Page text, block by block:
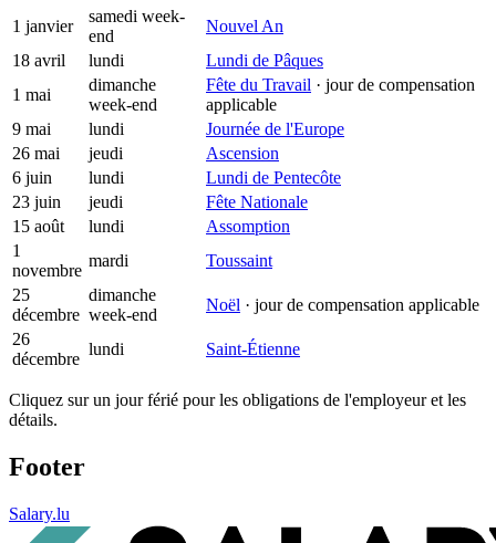
1 janvier
samedi week-
end
Nouvel An
18 avril
lundi
Lundi de Pâques
1 mai
dimanche
week-end
Fête du Travail · jour de compensation
applicable
9 mai
lundi
Journée de l'Europe
26 mai
jeudi
Ascension
6 juin
lundi
Lundi de Pentecôte
23 juin
jeudi
Fête Nationale
15 août
lundi
Assomption
1
novembre
mardi
Toussaint
25
décembre
dimanche
week-end
Noël · jour de compensation applicable
26
décembre
lundi Saint-Étienne
Cliquez sur un jour férié pour les obligations de l'employeur et les
détails.
Footer
Salary.lu